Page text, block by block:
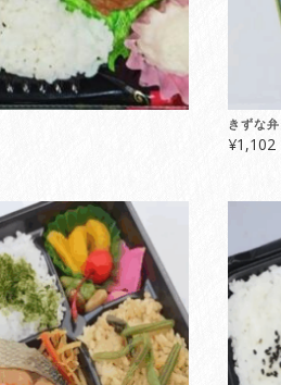
きずな
¥1,102